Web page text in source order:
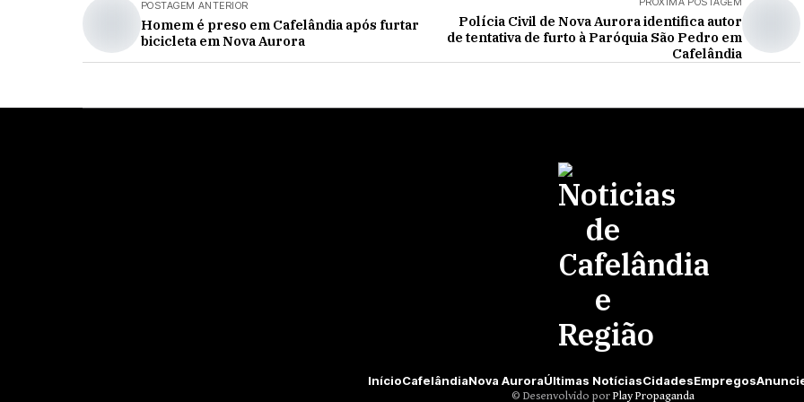
POSTAGEM ANTERIOR
Homem é preso em Cafelândia após furtar
bicicleta em Nova Aurora
Polícia Civil de Nova Aurora identifica autor
de tentativa de furto à Paróquia São Pedro em
Cafelândia
InícioCafelândiaNova AuroraÚltimas NotíciasCidadesEmpregos
©️ Desenvolvido por Play Propaganda